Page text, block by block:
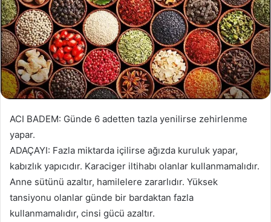
ACI BADEM: Günde 6 adetten tazla yenilirse zehirlenme
yapar.
ADAÇAYI: Fazla miktarda içilirse ağızda kuruluk yapar,
kabızlık yapıcıdır. Karaciger iltihabı olanlar kullanmamalıdır.
Anne sütünü azaltır, hamilelere zararlıdır. Yüksek
tansiyonu olanlar günde bir bardaktan fazla
kullanmamalıdır, cinsi gücü azaltır.